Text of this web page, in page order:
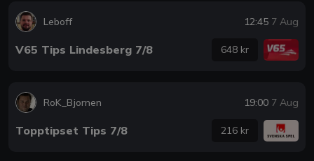
Leboff 12:45 7 Aug
V65 Tips Lindesberg 7/8 648 kr
RoK_Bjornen 19:00 7 Aug
Topptipset Tips 7/8 216 kr